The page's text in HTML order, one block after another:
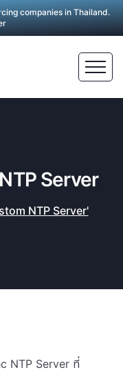
companies in Thailand.
Server
NTP Server'